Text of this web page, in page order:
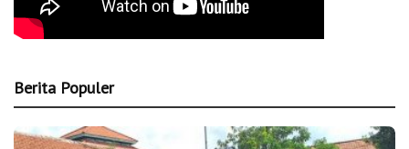
Berita Populer